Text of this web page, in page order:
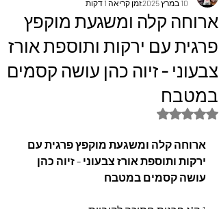
ארוחה קלה ומשגעת מוקפץ
פרגית עם ירקות ותוספת אורז
צבעוני - זיוה כהן עושה קסמים
במטבח
10 במרץ 2025
זמן קריאה 1 דקות
דירוג של NaN מתוך 5 כוכבים
ארוחה קלה ומשגעת מוקפץ פרגית עם
ירקות ותוספת אורז צבעוני - זיוה כהן
עושה קסמים במטבח